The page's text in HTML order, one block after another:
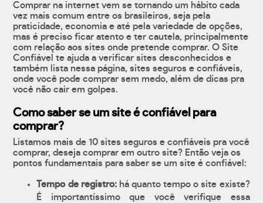
Comprar na internet vem se tornando um hábito cada
vez mais comum entre os brasileiros, seja pela
praticidade, economia e até pela variedade de opções,
mas é preciso ficar atento e ter cautela, principalmente
com relação aos sites onde pretende comprar. O Site
Confiável te ajuda a verificar sites desconhecidos e
também lista nessa página, sites seguros e confiáveis,
onde você pode comprar sem medo, além de dicas pra
você não cair em golpes.
Como saber se um site é confiável para
comprar?
Listamos mais de 10 sites seguros e confiáveis pra você
comprar, deseja comprar em outro site? Então veja os
pontos fundamentais para saber se um site é confiável:
Tempo de registro:há quanto tempo o site existe?
É importantíssimo que você verifique essa